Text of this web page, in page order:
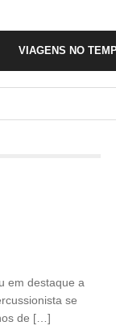
VIAGENS NO
em destaque a
se
de […]